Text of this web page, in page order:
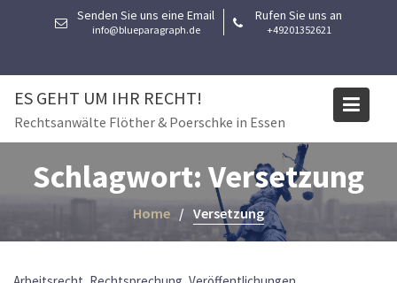
Senden Sie uns eine Email
info@blueparagraph.de
Rufen Sie uns an
+49201352621
ES GEHT UM IHR RECHT!
Rechtsanwälte Flöther & Poerschke in Essen
Schlagwort: Versetzung
Home Versetzung